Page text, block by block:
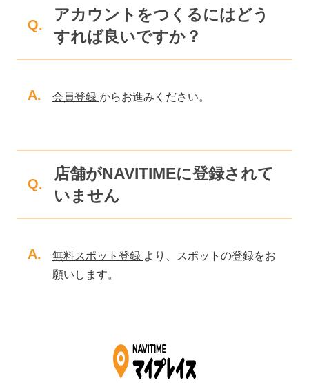
Q.
アカウントをつくるにはどう
すれば良いですか？
A. 会員登録 からお進みください。
Q.
店舗がNAVITIMEに登録されて
いません
A. 無料スポット登録 より、スポットの登録をお
願いします。